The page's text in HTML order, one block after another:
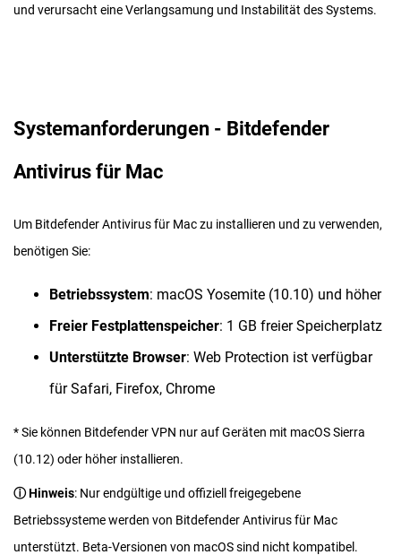
und verursacht eine Verlangsamung und Instabilität des Systems.
Systemanforderungen - Bitdefender
Antivirus für Mac
Um Bitdefender Antivirus für Mac zu installieren und zu verwenden,
benötigen Sie:
Betriebssystem: macOS Yosemite (10.10) und höher
Freier Festplattenspeicher: 1 GB freier Speicherplatz
Unterstützte Browser: Web Protection ist verfügbar
für Safari, Firefox, Chrome
* Sie können Bitdefender VPN nur auf Geräten mit macOS Sierra
(10.12) oder höher installieren.
ⓘ Hinweis: Nur endgültige und offiziell freigegebene
Betriebssysteme werden von Bitdefender Antivirus für Mac
unterstützt. Beta-Versionen von macOS sind nicht kompatibel.